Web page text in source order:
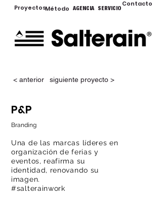
ProyectosMétodo AGENCIA SERVICIO
Contacto
< anterior siguiente proyecto >
P&P
Branding
Una de las marcas líderes en
organización de ferias y
eventos, reafirma su
identidad, renovando su
imagen.
#salterainwork